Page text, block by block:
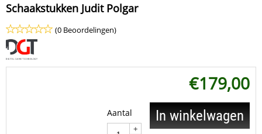
Schaakstukken Judit Polgar
(0 Beoordelingen)
€179,00
Aantal
+
In winkelwagen